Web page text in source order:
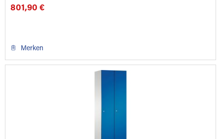
801,90 €
Merken